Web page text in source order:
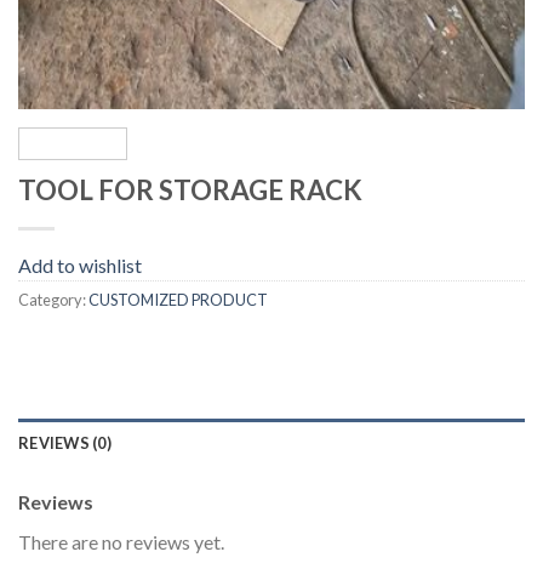
TOOL FOR STORAGE RACK
Add to wishlist
Category:CUSTOMIZED PRODUCT
REVIEWS (0)
Reviews
There are no reviews yet.